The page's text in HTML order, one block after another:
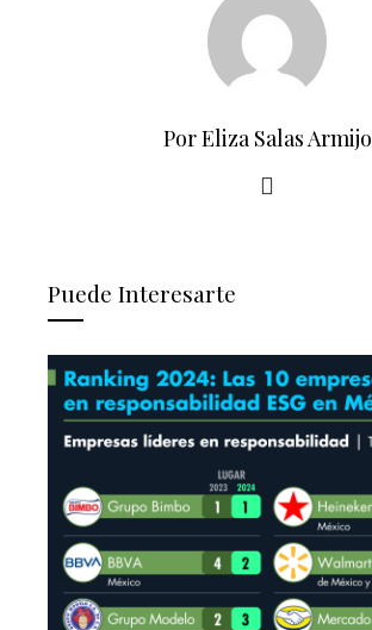
Por Eliza Salas Armijo
Puede Interesarte